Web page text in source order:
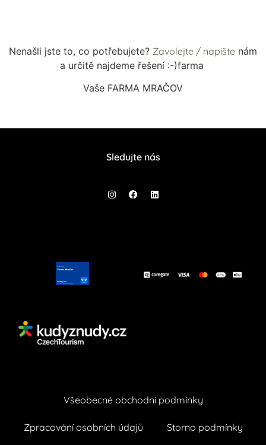
Nenašli jste to, co potřebujete? Zavolejte / napište nám
a určitě najdeme řešení :-)farma
Vaše FARMA MRAČOV
Sledujte nás
Všeobecné obchodní podmínky
Zpracování osobních údajů Storno podmínky